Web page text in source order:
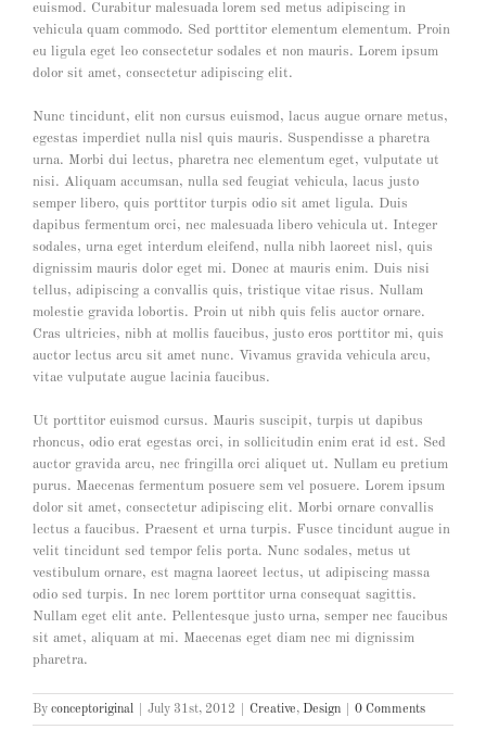
euismod. Curabitur malesuada lorem sed metus adipiscing in
vehicula quam commodo. Sed porttitor elementum elementum. Proin
eu ligula eget leo consectetur sodales et non mauris. Lorem ipsum
dolor sit amet, consectetur adipiscing elit.
Nunc tincidunt, elit non cursus euismod, lacus augue ornare metus,
egestas imperdiet nulla nisl quis mauris. Suspendisse a pharetra
urna. Morbi dui lectus, pharetra nec elementum eget, vulputate ut
nisi. Aliquam accumsan, nulla sed feugiat vehicula, lacus justo
semper libero, quis porttitor turpis odio sit amet ligula. Duis
dapibus fermentum orci, nec malesuada libero vehicula ut. Integer
sodales, urna eget interdum eleifend, nulla nibh laoreet nisl, quis
dignissim mauris dolor eget mi. Donec at mauris enim. Duis nisi
tellus, adipiscing a convallis quis, tristique vitae risus. Nullam
molestie gravida lobortis. Proin ut nibh quis felis auctor ornare.
Cras ultricies, nibh at mollis faucibus, justo eros porttitor mi, quis
auctor lectus arcu sit amet nunc. Vivamus gravida vehicula arcu,
vitae vulputate augue lacinia faucibus.
Ut porttitor euismod cursus. Mauris suscipit, turpis ut dapibus
rhoncus, odio erat egestas orci, in sollicitudin enim erat id est. Sed
auctor gravida arcu, nec fringilla orci aliquet ut. Nullam eu pretium
purus. Maecenas fermentum posuere sem vel posuere. Lorem ipsum
dolor sit amet, consectetur adipiscing elit. Morbi ornare convallis
lectus a faucibus. Praesent et urna turpis. Fusce tincidunt augue in
velit tincidunt sed tempor felis porta. Nunc sodales, metus ut
vestibulum ornare, est magna laoreet lectus, ut adipiscing massa
odio sed turpis. In nec lorem porttitor urna consequat sagittis.
Nullam eget elit ante. Pellentesque justo urna, semper nec faucibus
sit amet, aliquam at mi. Maecenas eget diam nec mi dignissim
pharetra.
By conceptoriginal July 31st, 2012 Creative, Design 0 Comments